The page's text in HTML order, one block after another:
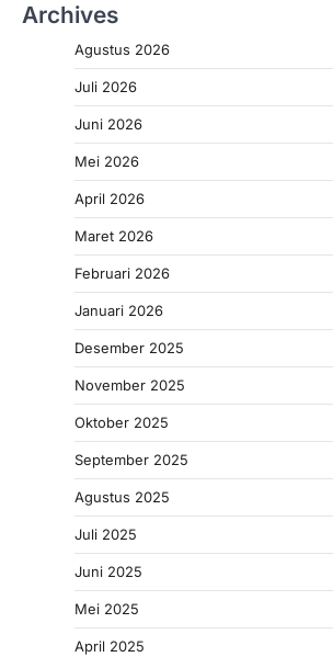
Archives
Agustus 2026
Juli 2026
Juni 2026
Mei 2026
April 2026
Maret 2026
Februari 2026
Januari 2026
Desember 2025
November 2025
Oktober 2025
September 2025
Agustus 2025
Juli 2025
Juni 2025
Mei 2025
April 2025